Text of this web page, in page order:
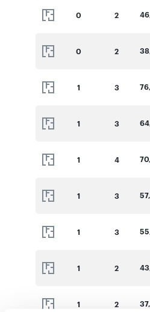
0 2
0 2
1 3
1 3
1 4
1 3
1 3
1 2
1 2